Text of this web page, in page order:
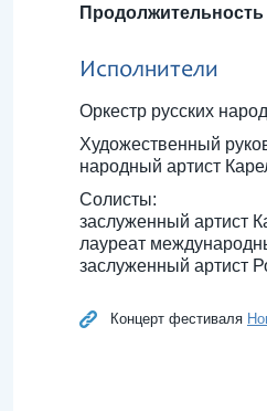
Продолжительность
Исполнители
Оркестр русских
Художественный
народный артист
Солисты:
заслуженный артист
лауреат
заслуженный артист
Концерт фестиваля